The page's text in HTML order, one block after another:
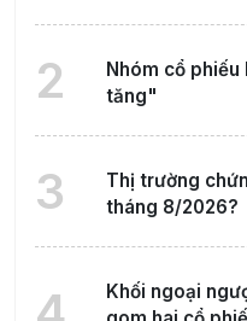
2
Nhóm cổ
tăng"
3
Thị trường
tháng 8/2026?
Khối ngoại